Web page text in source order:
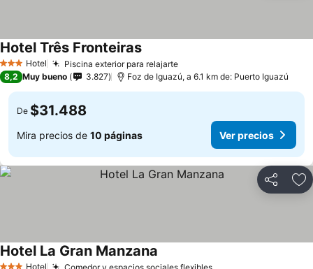
3 Estrellas
Hotel Piscina exterior para relajarte
Hotel Três Fronteiras
8,2 Muy bueno 3.827 Foz de Iguazú, a 6.1 km de: Puerto Iguazú
De $31.488
Mira precios de 10 páginas Ver precios
Compartir
Hotel Comedor y espacios sociales flexibles
Hotel La Gran Manzana